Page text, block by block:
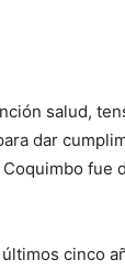
salud,
dar
fue
cinco